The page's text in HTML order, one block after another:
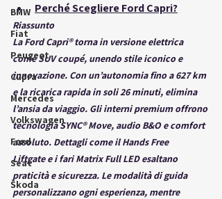
BMW
Fiat
Peugeot
Cupra
Mercedes
Volkswagen
Ford
Seat
Škoda
Perché Scegliere Ford Capri?
Riassunto
La Ford Capri® torna in versione elettrica
come SUV coupé, unendo stile iconico e
innovazione. Con un’autonomia fino a 627 km
e la ricarica rapida in soli 26 minuti, elimina
l’ansia da viaggio. Gli interni premium offrono
tecnologia SYNC® Move, audio B&O e comfort
assoluto. Dettagli come il Hands Free
Liftgate e i fari Matrix Full LED esaltano
praticità e sicurezza. Le modalità di guida
personalizzano ogni esperienza, mentre